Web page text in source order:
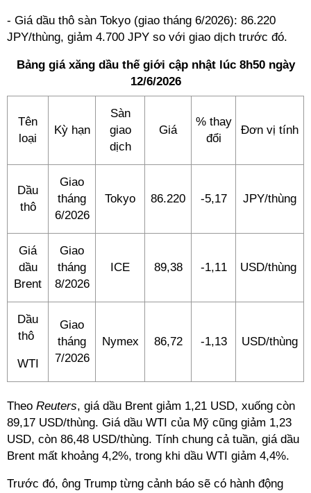
- Giá dầu thô sàn Tokyo (giao tháng 6/2026): 86.220
JPY/thùng, giảm 4.700 JPY so với giao dịch trước đó.
Bảng giá xăng dầu thế giới cập nhật lúc 8h50 ngày
12/6/2026
Tên
loại
Kỳ hạn
Sàn
giao
dịch
Giá
% thay
đổi
Đơn vị tính
Dầu
thô
Giao
tháng
6/2026
Tokyo 86.220 -5,17 JPY/thùng
Giá
dầu
Brent
Giao
tháng
8/2026
ICE 89,38 -1,11 USD/thùng
Dầu
thô
WTI
Giao
tháng
7/2026
Nymex 86,72 -1,13 USD/thùng
Theo Reuters, giá dầu Brent giảm 1,21 USD, xuống còn
89,17 USD/thùng. Giá dầu WTI của Mỹ cũng giảm 1,23
USD, còn 86,48 USD/thùng. Tính chung cả tuần, giá dầu
Brent mất khoảng 4,2%, trong khi dầu WTI giảm 4,4%.
Trước đó, ông Trump từng cảnh báo sẽ có hành động